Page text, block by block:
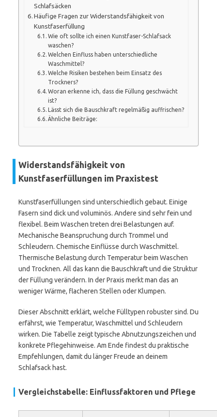
Schlafsäcken
Häufige Fragen zur Widerstandsfähigkeit von
Kunstfaserfüllung
Wie oft sollte ich einen Kunstfaser-Schlafsack
waschen?
Welchen Einfluss haben unterschiedliche
Waschmittel?
Welche Risiken bestehen beim Einsatz des
Trockners?
Woran erkenne ich, dass die Füllung geschwächt
ist?
Lässt sich die Bauschkraft regelmäßig auffrischen?
Ähnliche Beiträge:
Widerstandsfähigkeit von
Kunstfaserfüllungen im Praxistest
Kunstfaserfüllungen sind unterschiedlich gebaut. Einige
Fasern sind dick und voluminös. Andere sind sehr fein und
flexibel. Beim Waschen treten drei Belastungen auf.
Mechanische Beanspruchung durch Trommel und
Schleudern. Chemische Einflüsse durch Waschmittel.
Thermische Belastung durch Temperatur beim Waschen
und Trocknen. All das kann die Bauschkraft und die Struktur
der Füllung verändern. In der Praxis merkt man das an
weniger Wärme, flacheren Stellen oder Klumpen.
Dieser Abschnitt erklärt, welche Fülltypen robuster sind. Du
erfährst, wie Temperatur, Waschmittel und Schleudern
wirken. Die Tabelle zeigt typische Abnutzungszeichen und
konkrete Pflegehinweise. Am Ende findest du praktische
Empfehlungen, damit du länger Freude an deinem
Schlafsack hast.
Vergleichstabelle: Einflussfaktoren und Pflege